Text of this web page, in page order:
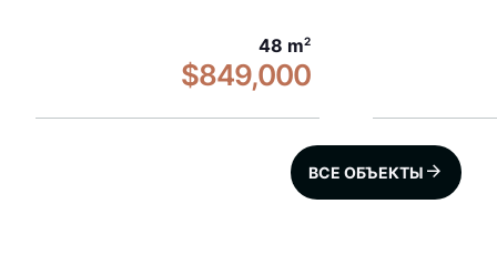
48 m2
$849,000
ВСЕ ОБЪЕКТЫ